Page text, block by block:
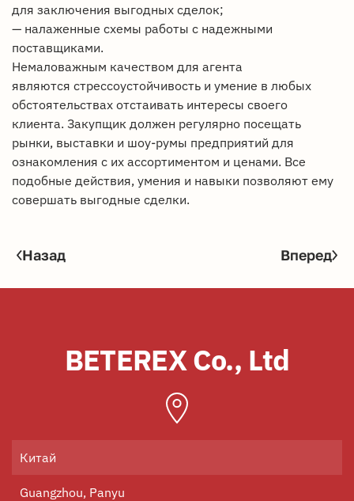
для заключения выгодных сделок;
— налаженные схемы работы с надежными
поставщиками.
Немаловажным качеством для агента
являются стрессоустойчивость и умение в любых
обстоятельствах отстаивать интересы своего
клиента. Закупщик должен регулярно посещать
рынки, выставки и шоу-румы предприятий для
ознакомления с их ассортиментом и ценами. Все
подобные действия, умения и навыки позволяют ему
совершать выгодные сделки.
Назад Вперед
BETEREX Co., Ltd
Китай
Guangzhou, Panyu